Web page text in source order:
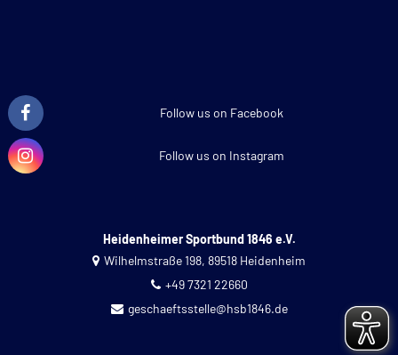
Follow us on Facebook
Follow us on Instagram
Heidenheimer Sportbund 1846 e.V.
Wilhelmstraße 198, 89518 Heidenheim
+49 7321 22660
geschaeftsstelle@hsb1846.de